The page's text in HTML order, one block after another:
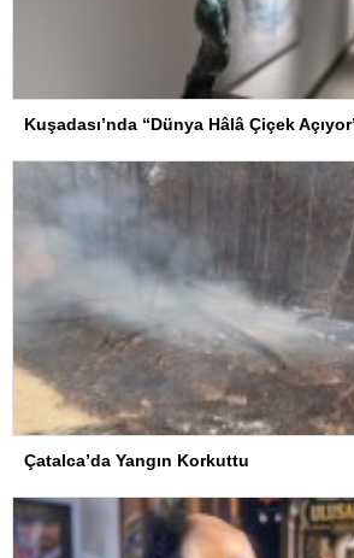
Çatalca’da Yangın Korkuttu